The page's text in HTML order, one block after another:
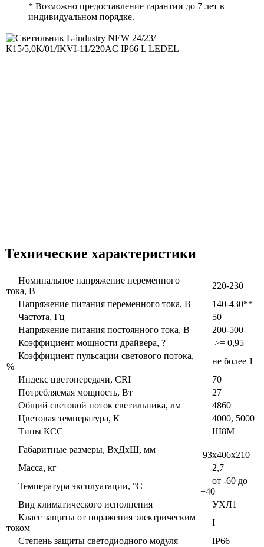
* Возможно предоставление гарантии до 7 лет в
индивидуальном порядке.
Технические характеристики
Номинальное напряжение переменного
тока, В
220-230
Напряжение питания переменного тока, В
140-430**
Частота, Гц
50
Напряжение питания постоянного тока, В
200-500
Коэффициент мощности драйвера, ?
>= 0,95
Коэффициент пульсации светового потока,
%
не более 1
Индекс цветопередачи, CRI
70
Потребляемая мощность, Вт
27
Общий световой поток светильника, лм
4860
Цветовая температура, К
4000, 5000
Типы КСС
Ш8М
Габаритные размеры, ВxДxШ, мм
93x406x210
Масса, кг
2,7
Температура эксплуатации, °С
от -60 до
+40
Вид климатического исполнения
УХЛ1
Класс защиты от поражения электрическим
током
I
Степень защиты светодиодного модуля
IP66